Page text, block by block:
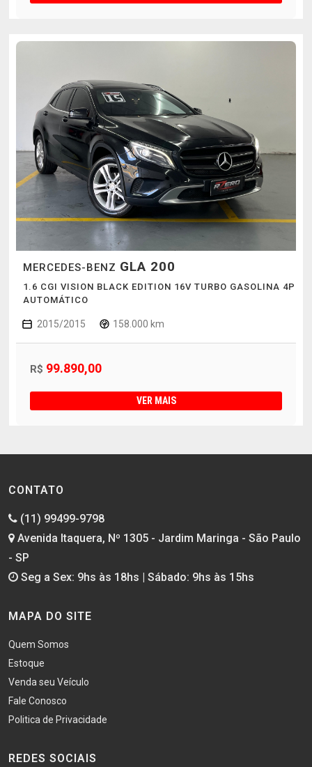
MERCEDES-BENZ GLA 200
1.6 CGI VISION BLACK EDITION 16V TURBO GASOLINA 4P
AUTOMÁTICO
2015/2015 158.000 km
R$ 99.890,00
VER MAIS
CONTATO
(11) 99499-9798
Avenida Itaquera, Nº 1305 - Jardim Maringa - São Paulo
- SP
Seg a Sex: 9hs às 18hs | Sábado: 9hs às 15hs
MAPA DO SITE
Quem Somos
Estoque
Venda seu Veículo
Fale Conosco
Politica de Privacidade
REDES SOCIAIS